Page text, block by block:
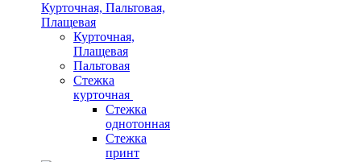
Курточная, Пальтовая,
Плащевая
Курточная,
Плащевая
Пальтовая
Стежка
курточная
Стежка
однотонная
Стежка
принт